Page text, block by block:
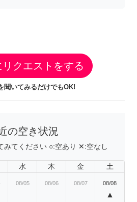
リクエストをする
聞いてみるだけでもOK!
の空き状況
みてください ○:空あり ✕:空なし
水 木 金 土
08/05 08/06 08/07 08/08
▲